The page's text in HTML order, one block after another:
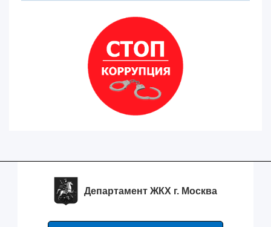
Департамент ЖКХ г. Москва